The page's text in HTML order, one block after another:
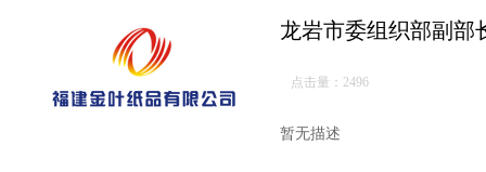
龙岩市委组织部副部
点击量：2496
暂无描述